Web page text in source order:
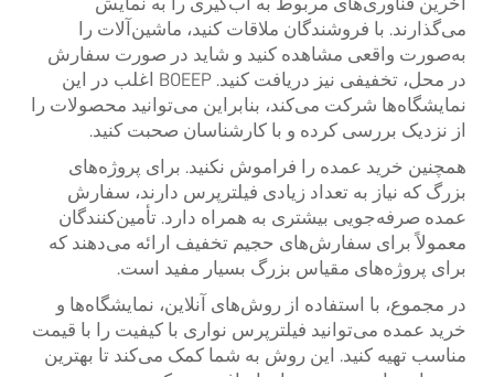
می‌گذارند. با فروشندگان ملاقات کنید، ماشین‌آلات را
به‌صورت واقعی مشاهده کنید و شاید در صورت سفارش
در محل، تخفیفی نیز دریافت کنید. BOEEP اغلب در این
نمایشگاه‌ها شرکت می‌کند، بنابراین می‌توانید محصولات را
از نزدیک بررسی کرده و با کارشناسان صحبت کنید.
همچنین خرید عمده را فراموش نکنید. برای پروژه‌های
بزرگ که نیاز به تعداد زیادی فیلترپرس دارند، سفارش
عمده صرفه‌جویی بیشتری به همراه دارد. تأمین‌کنندگان
معمولاً برای سفارش‌های حجیم تخفیف ارائه می‌دهند که
برای پروژه‌های مقیاس بزرگ بسیار مفید است.
در مجموع، با استفاده از روش‌های آنلاین، نمایشگاه‌ها و
خرید عمده می‌توانید فیلترپرس نواری با کیفیت را با قیمت
مناسب تهیه کنید. این روش به شما کمک می‌کند تا بهترین